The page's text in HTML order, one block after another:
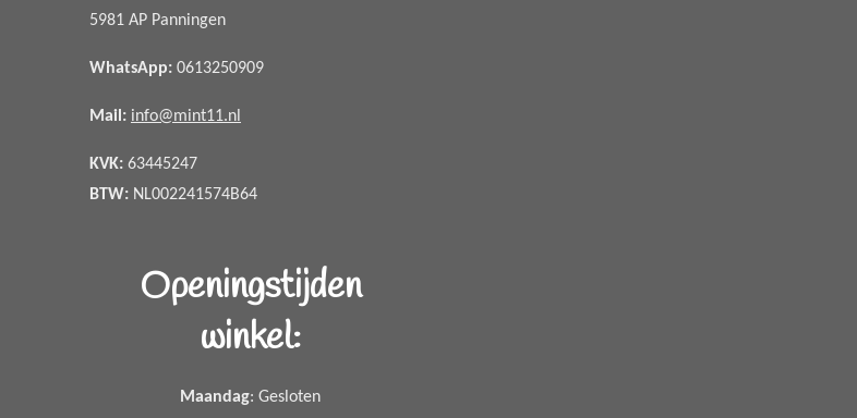
5981 AP Panningen
WhatsApp: 0613250909
Mail: info@mint11.nl
KVK: 63445247
BTW: NL002241574B64
Openingstijden
winkel:
Maandag: Gesloten